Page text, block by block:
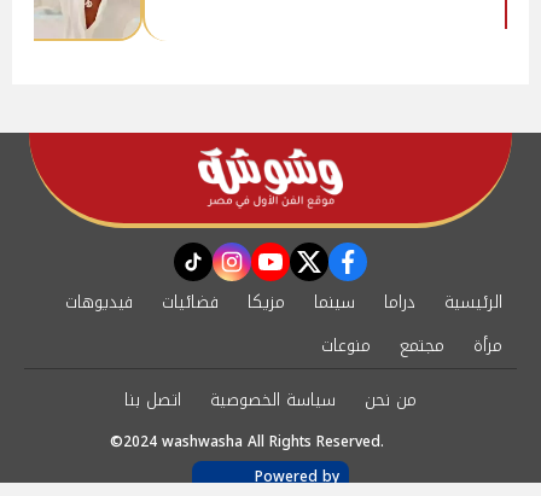
facebook
twitter
youtube
instagram
tiktok
الرئيسية دراما سينما مزيكا فضائيات
فيديوهات
مرأة
مجتمع
منوعات
من نحن
سياسة الخصوصية اتصل بنا
©2024 washwasha All Rights Reserved.
Powered by